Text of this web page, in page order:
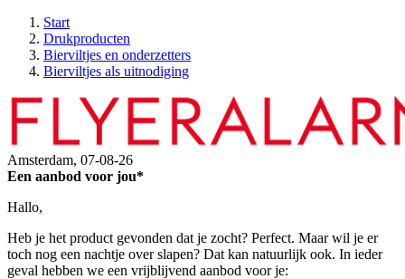
Start
Drukproducten
Bierviltjes en onderzetters
Bierviltjes als uitnodiging
Amsterdam, 07-08-26
Een aanbod voor jou*
Hallo,
Heb je het product gevonden dat je zocht? Perfect. Maar wil je er
toch nog een nachtje over slapen? Dat kan natuurlijk ook. In ieder
geval hebben we een vrijblijvend aanbod voor je: